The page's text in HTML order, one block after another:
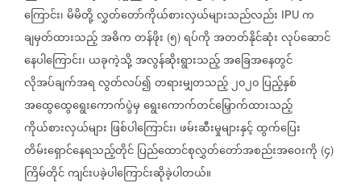
ကြောင်း၊မိမိတို့လွှတ်တော်ကိုယ်စားလှယ်များသည်လည်း IPU က
ချမှတ်ထားသည့်အဓိကတန်ဖိုး (၅) ရပ်ကိုအတတ်နိုင်ဆုံးလုပ်ဆောင်
နေပါကြောင်း၊ယခုကဲ့သို့အလွန်ဆိုးရွားသည့်အခြေအနေတွင်
လိုအပ်ချက်အရလွတ်လပ်၍တရားမျှတသည့်၂၀၂၀ပြည့်နှစ်
အထွေထွေရွေးကောက်ပွဲမှရွေးကောက်တင်မြှောက်ထားသည့်
ကိုယ်စားလှယ်များ ဖြစ်ပါကြောင်း၊ဖမ်းဆီးမှုများနှင့်ထွက်ပြေး
တိမ်းရှောင်နေရသည့်တိုင်ပြည်ထောင်စုလွှတ်တော်အစည်းအဝေးကို (၄)
ကြိမ်တိုင်ကျင်းပခဲ့ပါကြောင်းဆိုခဲ့ပါတယ်။